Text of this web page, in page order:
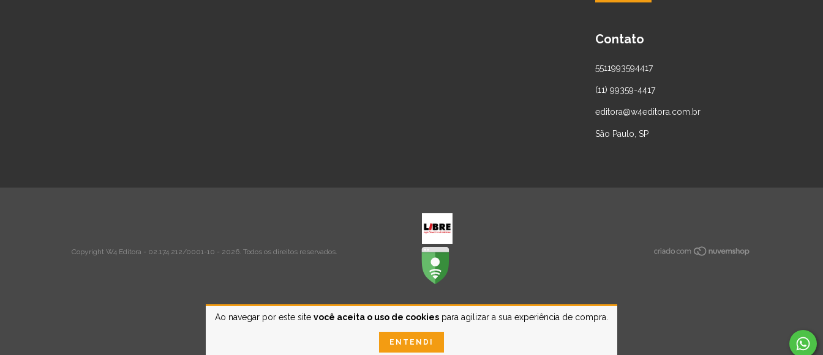
Ao navegar por este site você aceita o uso de cookies para agilizar a sua experiência de compra.
ENTENDI
Contato
5511993594417
(11) 99359-4417
editora@w4editora.com.br
São Paulo, SP
Copyright W4 Editora - 02.174.212/0001-10 - 2026. Todos os direitos reservados.